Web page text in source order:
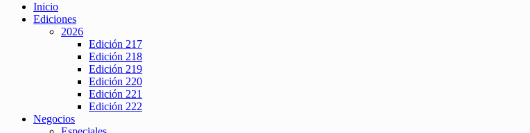
Inicio
Ediciones
2026
Edición 217
Edición 218
Edición 219
Edición 220
Edición 221
Edición 222
Negocios